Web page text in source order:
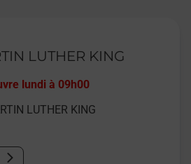
LUTHER KING
lundi à 09h00
LUTHER KING